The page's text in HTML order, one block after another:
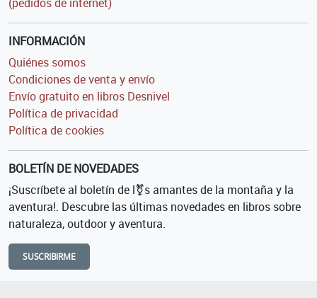
INFORMACIÓN
Quiénes somos
Condiciones de venta y envío
Envío gratuito en libros Desnivel
Política de privacidad
Política de cookies
BOLETÍN DE NOVEDADES
¡Suscríbete al boletín de l⚧s amantes de la montaña y la
aventura!. Descubre las últimas novedades en libros sobre
naturaleza, outdoor y aventura.
SUSCRIBIRME